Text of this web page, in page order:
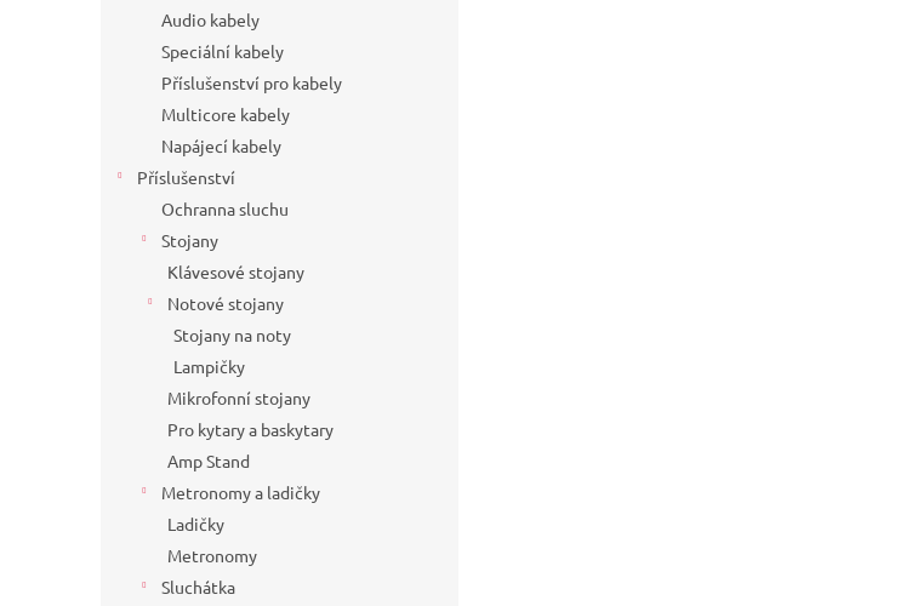
Audio kabely
Speciální kabely
Příslušenství pro kabely
Multicore kabely
Napájecí kabely
Příslušenství
Ochranna sluchu
Stojany
Klávesové stojany
Notové stojany
Stojany na noty
Lampičky
Mikrofonní stojany
Pro kytary a baskytary
Amp Stand
Metronomy a ladičky
Ladičky
Metronomy
Sluchátka